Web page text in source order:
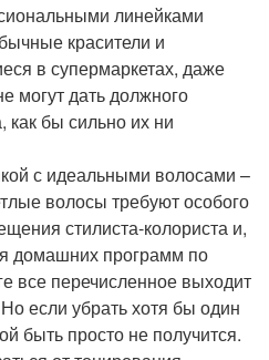
линейками
красители и
в супермаркетах, даже
могут дать должного
как бы сильно их ни
с идеальными волосами –
волосы требуют особого
стилиста-колориста и,
домашних программ по
все перечисленное выходит
если убрать хотя бы один
быть просто не получится.